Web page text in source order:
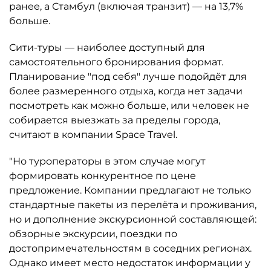
ранее, а Стамбул (включая транзит) — на 13,7%
больше.
Сити-туры — наиболее доступный для
самостоятельного бронирования формат.
Планирование "под себя" лучше подойдёт для
более размеренного отдыха, когда нет задачи
посмотреть как можно больше, или человек не
собирается выезжать за пределы города,
считают в компании Space Travel.
"Но туроператоры в этом случае могут
формировать конкурентное по цене
предложение. Компании предлагают не только
стандартные пакеты из перелёта и проживания,
но и дополнение экскурсионной составляющей:
обзорные экскурсии, поездки по
достопримечательностям в соседних регионах.
Однако имеет место недостаток информации у